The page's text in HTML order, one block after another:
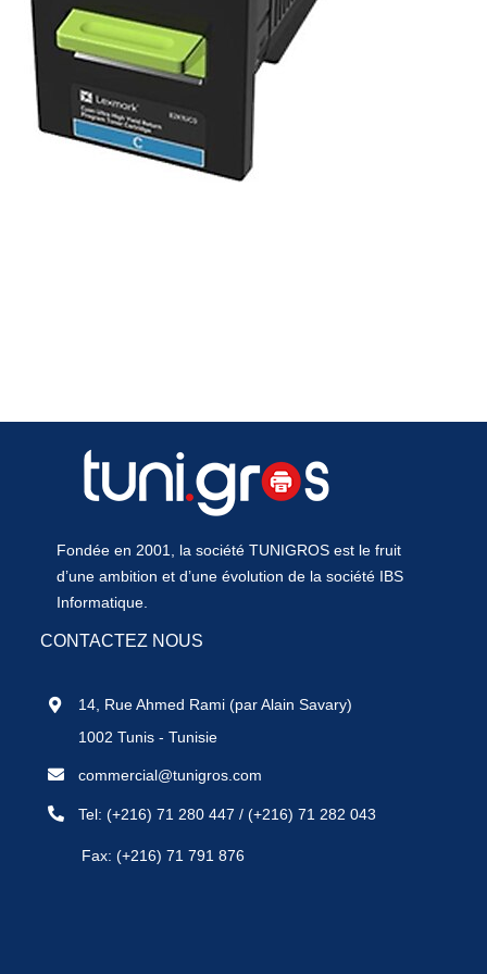
Fondée en 2001, la société TUNIGROS est le fruit
d’une ambition et d’une évolution de la société IBS
Informatique.
CONTACTEZ NOUS
14, Rue Ahmed Rami (par Alain Savary)
1002 Tunis - Tunisie
commercial@tunigros.com
Tel:(+216) 71 280 447 /(+216) 71 282 043
Fax: (+216) 71 791 876